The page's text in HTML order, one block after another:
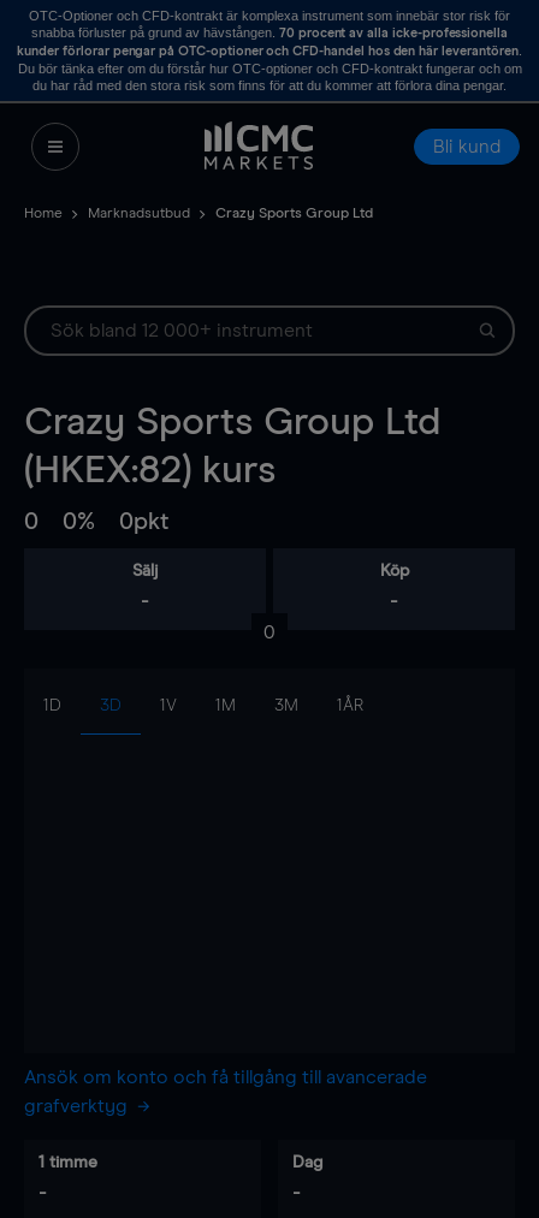
OTC-Optioner och CFD-kontrakt är komplexa instrument som innebär stor risk för
snabba förluster på grund av hävstången. 70 procent av alla icke-professionella
kunder förlorar pengar på OTC-optioner och CFD-handel hos den här leverantören.
Du bör tänka efter om du förstår hur OTC-optioner och CFD-kontrakt fungerar och om
du har råd med den stora risk som finns för att du kommer att förlora dina pengar.
Bli kund
Home Marknadsutbud Crazy Sports Group Ltd
Crazy Sports Group Ltd
(HKEX:82) kurs
0 0% 0pkt
Sälj
-
Köp
-
0
1D 3D 1V 1M 3M 1ÅR
Ansök om konto och få tillgång till avancerade
grafverktyg
1 timme
-
Dag
-